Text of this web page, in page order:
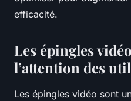
efficacité.
Les épingles
l’attention des
Les épingles vidéo sont